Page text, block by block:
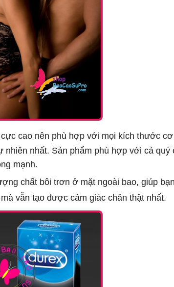
cao nên phù hợp với mọi kích thước
nhất. Sản phẩm phù hợp với cả quý
mạnh.
chất bôi trơn ở mặt ngoài bao, giúp
vẫn tạo được cảm giác chân thật nhất.